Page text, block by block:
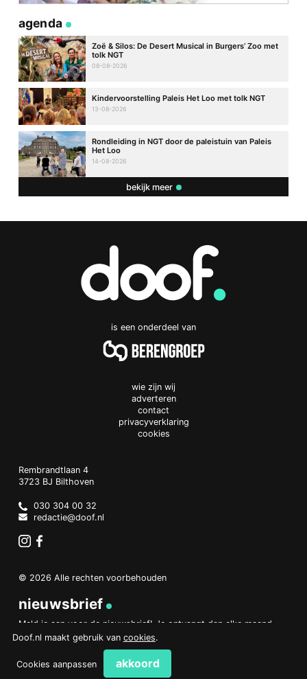
agenda
Zoë & Silos: De Desert Musical in Burgers’ Zoo met
tolk NGT
08-08-2026
Kindervoorstelling Paleis Het Loo met tolk NGT
13-08-2026
Rondleiding in NGT door de paleistuin van Paleis
Het Loo
14-08-2026
bekijk meer
is een onderdeel van
wie zijn wij
adverteren
contact
privacyverklaring
cookies
Doof.nl
work
Rembrandtlaan 4
3723 BJ Bilthoven
Netherlands
030 304 00 32
redactie@doof.nl
© 2026 Alle rechten voorbehouden
nieuwsbrief
Meld je aan voor de nieuwsbrief! Je ontvangt dan elke maand
een overzicht van het belangrijkste nieuws.
aanmelden
Doof.nl maakt gebruik van cookies.
Cookies aanpassen akkoord